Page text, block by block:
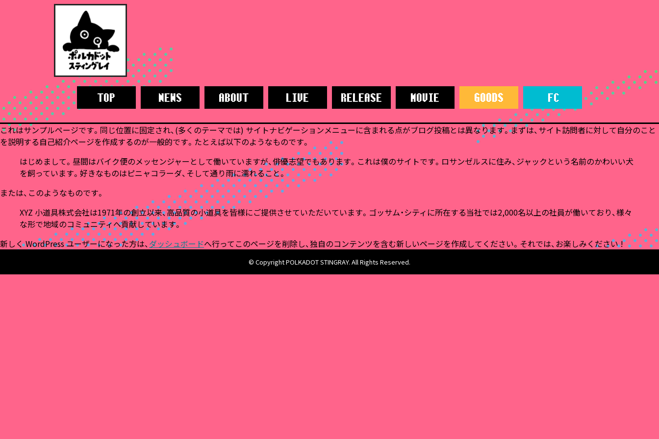
これはサンプルページです。同じ位置に固定され、(多くのテーマでは) サイトナビゲーションメニューに含まれる点がブログ投稿とは異なります。まずは、サイト訪問者に対して自分のこと
を説明する自己紹介ページを作成するのが一般的です。たとえば以下のようなものです。
はじめまして。昼間はバイク便のメッセンジャーとして働いていますが、俳優志望でもあります。これは僕のサイトです。ロサンゼルスに住み、ジャックという名前のかわいい犬
を飼っています。好きなものはピニャコラーダ、そして通り雨に濡れること。
または、このようなものです。
XYZ 小道具株式会社は1971年の創立以来、高品質の小道具を皆様にご提供させていただいています。ゴッサム・シティに所在する当社では2,000名以上の社員が働いており、様々
な形で地域のコミュニティへ貢献しています。
新しく WordPress ユーザーになった方は、 ダッシュボードへ行ってこのページを削除し、独自のコンテンツを含む新しいページを作成してください。それでは、お楽しみください !
© Copyright POLKADOT STINGRAY. All Rights Reserved.